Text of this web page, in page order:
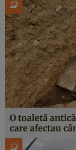
O toaletă
care afectau